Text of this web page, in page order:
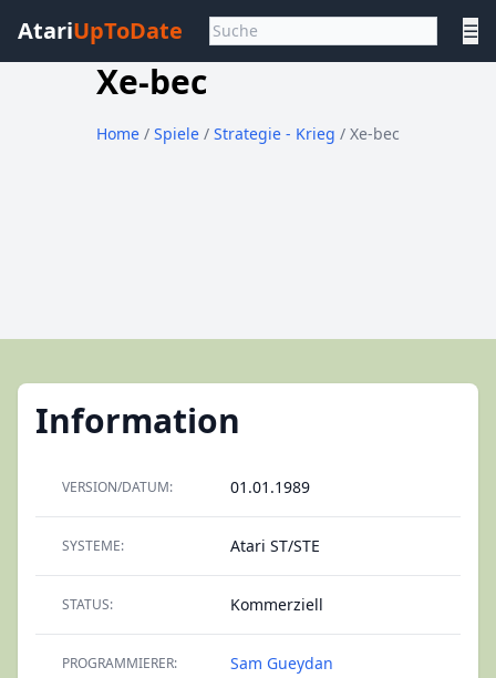
AtariUpToDate ☰
Xe-bec
Home / Spiele / Strategie - Krieg / Xe-bec
Information
VERSION/DATUM: 01.01.1989
SYSTEME: Atari ST/STE
STATUS: Kommerziell
PROGRAMMIERER: Sam Gueydan